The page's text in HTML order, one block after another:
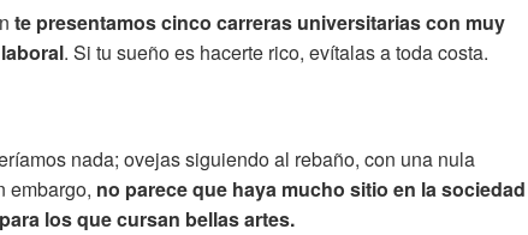
te presentamos cinco carreras universitarias con muy
. Si tu sueño es hacerte rico, evítalas a toda costa.
nada; ovejas siguiendo al rebaño, con una nula
embargo, no parece que haya mucho sitio en la sociedad
los que cursan bellas artes.